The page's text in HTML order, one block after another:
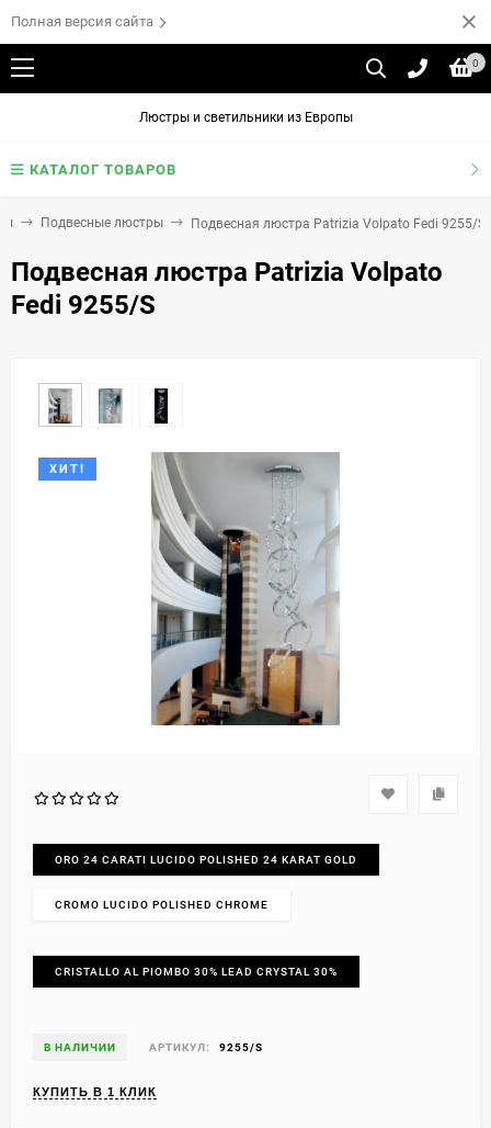
Полная версия сайта
0
Люстры и светильники из Европы
КАТАЛОГ ТОВАРОВ
Подвесные люстры Подвесная люстра Patrizia Volpato Fedi 9255/S
Подвесная люстра Patrizia Volpato
Fedi 9255/S
ХИТ!
ORO 24 CARATI LUCIDO POLISHED 24 KARAT GOLD
CROMO LUCIDO POLISHED CHROME
CRISTALLO AL PIOMBO 30% LEAD CRYSTAL 30%
В НАЛИЧИИ АРТИКУЛ: 9255/S
КУПИТЬ В 1 КЛИК